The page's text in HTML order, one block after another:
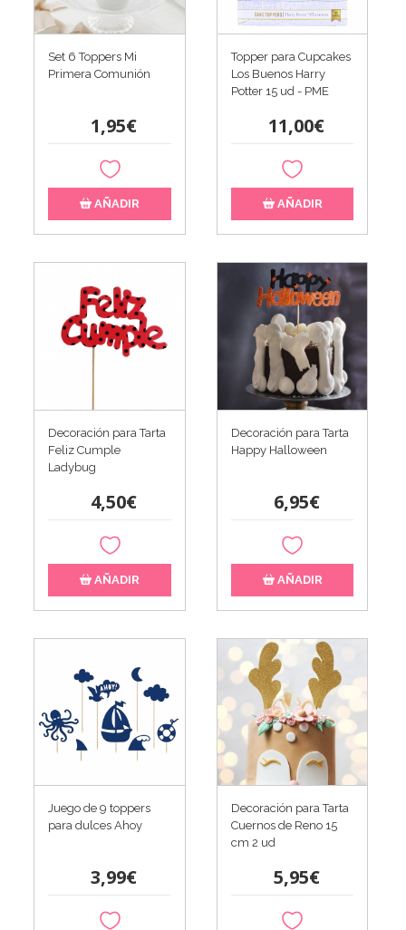
Set 6 Toppers Mi
Primera Comunión
1,95€
AÑADIR
Topper para Cupcakes
Los Buenos Harry
Potter 15 ud - PME
11,00€
AÑADIR
Decoración para Tarta
Feliz Cumple
Ladybug
4,50€
AÑADIR
Decoración para Tarta
Happy Halloween
6,95€
AÑADIR
Juego de 9 toppers
para dulces Ahoy
3,99€
Decoración para Tarta
Cuernos de Reno 15
cm 2 ud
5,95€